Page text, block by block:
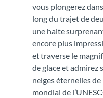
vous plongerez
long du trajet de
une halte
encore plus
et traverse le
de glace et admirez
neiges éternelles
mondial de